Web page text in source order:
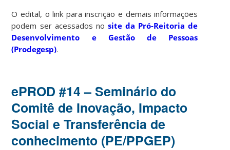
O edital, o link para inscrição e demais informações
podem ser acessados no site da Pró-Reitoria de
Desenvolvimento e Gestão de Pessoas
(Prodegesp).
ePROD #14 – Seminário do
Comitê de Inovação, Impacto
Social e Transferência de
conhecimento (PE/PPGEP)